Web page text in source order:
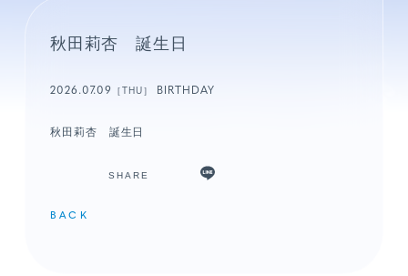
秋田莉杏 誕生日
2026.07.09 ［THU］ BIRTHDAY
秋田莉杏 誕生日
SHARE
BACK